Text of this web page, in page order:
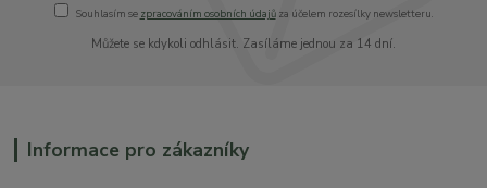
Souhlasím se zpracováním osobních údajůza účelem rozesílky newsletteru.
Můžete se kdykoli odhlásit. Zasíláme jednou za 14 dní.
Informace pro zákazníky